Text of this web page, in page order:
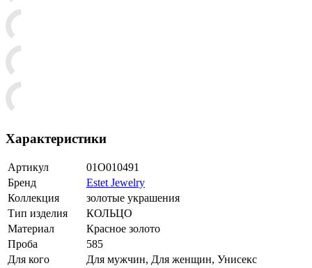
Характеристики
Артикул
01О010491
Бренд
Estet Jewelry
Коллекция
золотые украшения
Тип изделия
КОЛЬЦО
Материал
Красное золото
Проба
585
Для кого
Для мужчин, Для женщин, Унисекс